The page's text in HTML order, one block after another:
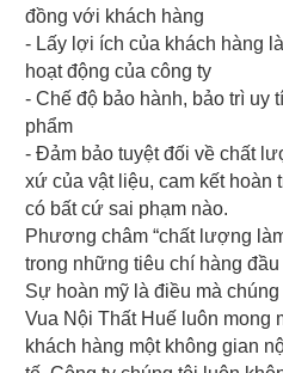
đồng với khách hàng
- Lấy lợi ích của khách hàng
hoạt động của công ty
- Chế độ bảo hành, bảo trì uy
phẩm
- Đảm bảo tuyệt đối về chất
xứ của vật liệu, cam kết hoàn
có bất cứ sai phạm nào.
Phương châm “chất lượng
trong những tiêu chí hàng
Sự hoàn mỹ là điều mà
Vua Nội Thất Huế luôn mong
khách hàng một không gian